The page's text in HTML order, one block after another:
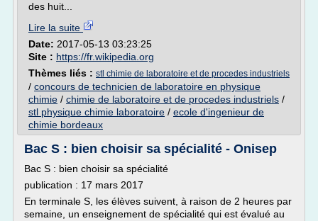
des huit...
Lire la suite
Date: 2017-05-13 03:23:25
Site : https://fr.wikipedia.org
Thèmes liés : stl chimie de laboratoire et de procedes industriels
/ concours de technicien de laboratoire en physique
chimie / chimie de laboratoire et de procedes industriels /
stl physique chimie laboratoire / ecole d'ingenieur de
chimie bordeaux
Bac S : bien choisir sa spécialité - Onisep
Bac S : bien choisir sa spécialité
publication : 17 mars 2017
En terminale S, les élèves suivent, à raison de 2 heures par
semaine, un enseignement de spécialité qui est évalué au